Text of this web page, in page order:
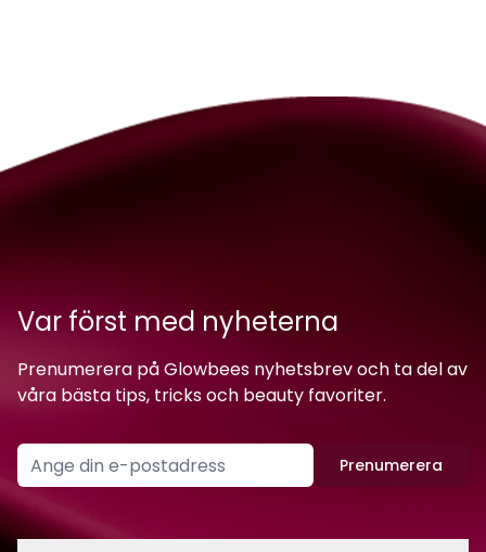
Var först med nyheterna
Prenumerera på Glowbees nyhetsbrev och ta del av
våra bästa tips, tricks och beauty favoriter.
Prenumerera